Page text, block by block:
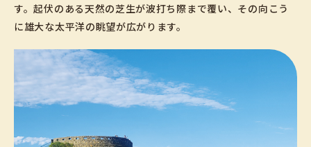
す。起伏のある天然の芝生が波打ち際まで覆い、その向こう
に雄大な太平洋の眺望が広がります。